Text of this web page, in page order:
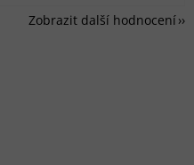
Zobrazit další hodnocení